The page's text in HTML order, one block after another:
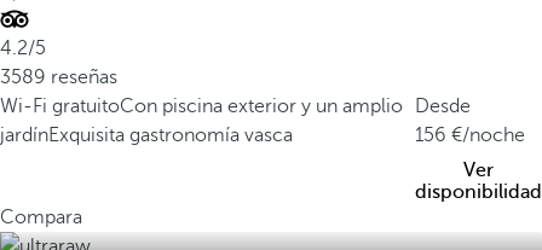
4.2/5
3589 reseñas
Wi-Fi gratuitoCon piscina exterior y un amplio
jardínExquisita gastronomía vasca
Desde
156
/noche
Ver
disponibilidad
Compara